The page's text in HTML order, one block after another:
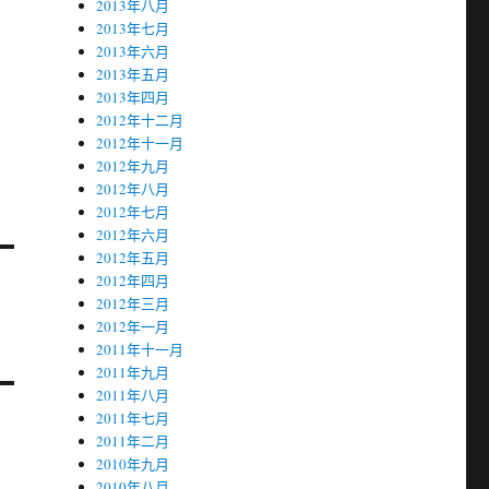
2013年八月
2013年七月
2013年六月
2013年五月
2013年四月
2012年十二月
2012年十一月
2012年九月
2012年八月
2012年七月
2012年六月
2012年五月
2012年四月
2012年三月
2012年一月
2011年十一月
2011年九月
2011年八月
2011年七月
2011年二月
2010年九月